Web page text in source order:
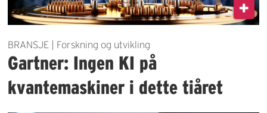
BRANSJE | Forskning og utvikling
Gartner: Ingen KI på
kvantemaskiner i dette tiåret